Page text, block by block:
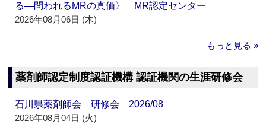
る―問われるMRの真価〉 MR認定センター
2026年08月06日 (木)
もっと見る »
薬剤師認定制度認証機構 認証機関の生涯研修会
石川県薬剤師会 研修会 2026/08
2026年08月04日 (火)